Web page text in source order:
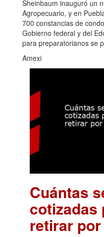
Sheinbaum inauguró un
Agropecuario, y en
700 constancias de
Gobierno federal y del
para preparatorianos se
Amexi
Cuántas
cotizadas
retirar